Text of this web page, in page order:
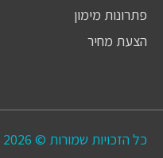
פתרונות מימון
הצעת מחיר
כל הזכויות שמורות © 2026